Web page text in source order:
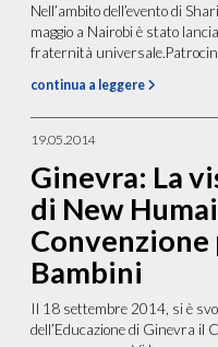
Nell’ambito dell’evento di
maggio a Nairobi è stato
fraternità
continua a leggere
19.05.2014
Ginevra: La
di New
Bambini
Il 18 settembre 2014, si è
dell’Educazione di Ginevra il